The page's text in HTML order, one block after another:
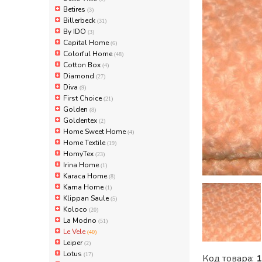
Betires (3)
Billerbeck (31)
By IDO (3)
Capital Home(6)
Colorful Home(48)
Cotton Box (4)
Diamond (27)
Diva (9)
First Choice(21)
Golden (8)
Goldentex (2)
Home Sweet Home(4)
Home Textile(19)
HomyTex (23)
Irina Home(1)
Karaca Home(8)
Karna Home(1)
Klippan Saule(5)
Koloco (20)
La Modno (51)
Le Vele (40)
Leiper(2)
Lotus (17) Код товара: